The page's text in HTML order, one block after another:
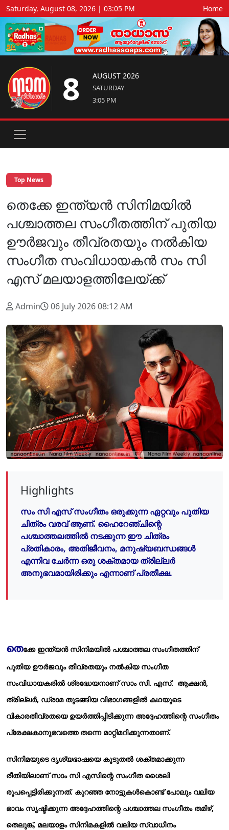
Saturday, August 08, 2026 | 03:05 PM Home
8 AUGUST 2026
SATURDAY
3:05 PM
Top News
തെക്കേ ഇന്ത്യൻ സിനിമയിൽ
പശ്ചാത്തല സംഗീതത്തിന് പുതിയ
ഊർജവും തീവ്രതയും നൽകിയ
സംഗീത സംവിധായകന്‍ സം സി
എസ് മലയാളത്തിലേയ്ക്ക്
Admin 06 July 2026 08:12 AM
Highlights
സം സി എസ് സംഗീതം ഒരുക്കുന്ന ഏറ്റവും പുതിയ
ചിത്രം വരവ് ആണ്. ഹൈറേഞ്ചിന്റെ
പശ്ചാത്തലത്തിൽ നടക്കുന്ന ഈ ചിത്രം
പ്രതികാരം, അതിജീവനം, മനുഷ്യബന്ധങ്ങൾ
എന്നിവ ചേർന്ന ഒരു ശക്തമായ ത്രില്ലർ
അനുഭവമായിരിക്കും എന്നാണ് പ്രതീക്ഷ.
തെക്കേ ഇന്ത്യൻ സിനിമയിൽ പശ്ചാത്തല സംഗീതത്തിന്
പുതിയ ഊർജവും തീവ്രതയും നൽകിയ സംഗീത
സംവിധായകരിൽ ശ്രദ്ധേയനാണ് സാം സി. എസ്. ആക്ഷൻ,
ത്രില്ലർ, ഡ്രാമ തുടങ്ങിയ വിഭാഗങ്ങളിൽ കഥയുടെ
വികാരതീവ്രതയെ ഉയർത്തിപ്പിടിക്കുന്ന അദ്ദേഹത്തിന്റെ സംഗീതം
പ്രേക്ഷകാനുഭവത്തെ തന്നെ മാറ്റിമറിക്കുന്നതാണ്.
സിനിമയുടെ ദൃശ്യഭാഷയെ കൂടുതൽ ശക്തമാക്കുന്ന
രീതിയിലാണ് സാം സി എസിന്റെ സംഗീത ശൈലി
രൂപപ്പെട്ടിരിക്കുന്നത്. കുറഞ്ഞ നോട്ടുകൾകൊണ്ട് പോലും വലിയ
ഭാവം സൃഷ്ടിക്കുന്ന അദ്ദേഹത്തിന്റെ പശ്ചാത്തല സംഗീതം തമിഴ്,
തെലുങ്ക്, മലയാളം സിനിമകളിൽ വലിയ സ്വാധീനം